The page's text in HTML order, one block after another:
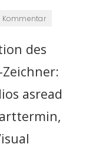
Kommentar
des
asread